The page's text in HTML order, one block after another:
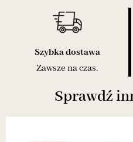
Szybka dostawa
Zawsze na czas.
Sprawdź